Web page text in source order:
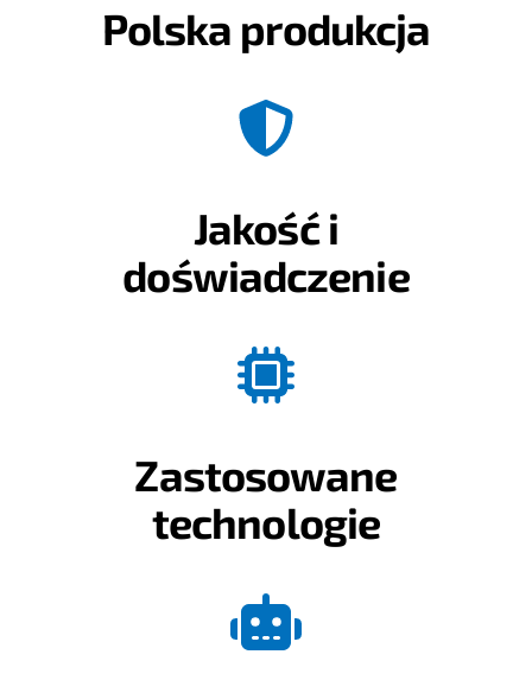
Polska produkcja
Jakość i
doświadczenie
Zastosowane
technologie